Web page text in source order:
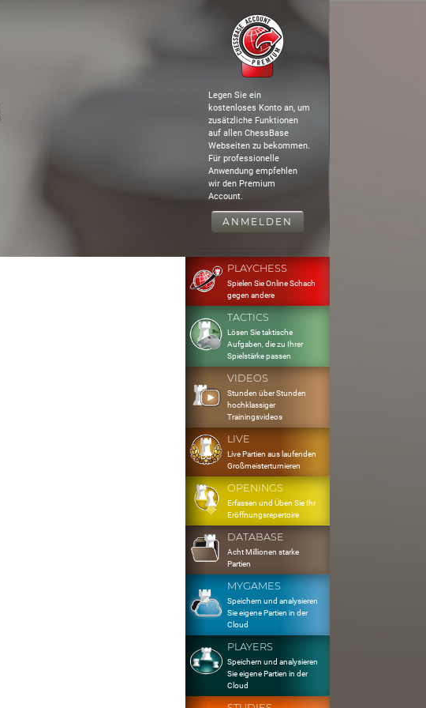
Legen Sie ein
kostenloses Konto an, um
zusätzliche Funktionen
auf allen ChessBase
Webseiten zu bekommen.
Für professionelle
Anwendung empfehlen
wir den Premium
Account.
ANMELDEN
PLAYCHESS
Spielen Sie Online Schach
gegen andere
TACTICS
Lösen Sie taktische
Aufgaben, die zu Ihrer
Spielstärke passen
VIDEOS
Stunden über Stunden
hochklassiger
Trainingsvideos
LIVE
Live Partien aus laufenden
Großmeisterturnieren
OPENINGS
Erfassen und Üben Sie Ihr
Eröffnungsrepertoire
DATABASE
Acht Millionen starke
Partien
MYGAMES
Speichern und analysieren
Sie eigene Partien in der
Cloud
PLAYERS
Speichern und analysieren
Sie eigene Partien in der
Cloud